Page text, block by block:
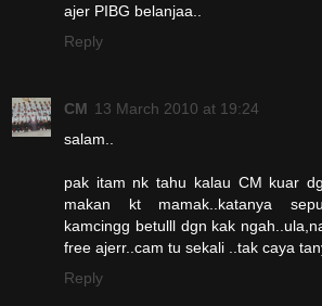
ajer PIBG belanjaa..
Reply
CM 13 March 2010 at 19:24
salam..
pak itam nk tahu kalau CM kuar
makan kt mamak..katanya
kamcingg betulll dgn kak
free ajerr..cam tu sekali ..tak caya
Reply